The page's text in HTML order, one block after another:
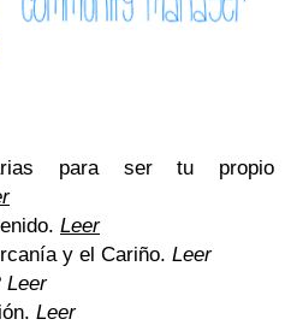
para ser tu propio
Leer
y el Cariño. Leer
Leer
Leer